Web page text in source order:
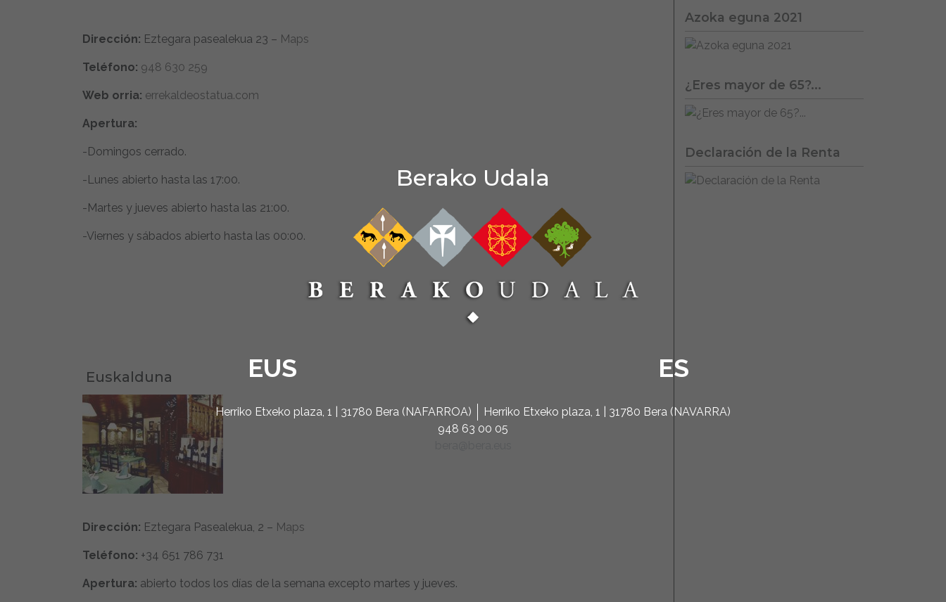
Berako Udala
EUS ES
Herriko Etxeko plaza, 1 | 31780 Bera (NAFARROA)
Herriko Etxeko plaza, 1 | 31780 Bera (NAVARRA)
948 63 00 05
Dirección: Eztegara pasealekua 23 – Maps
Teléfono: 948 630 259
Web orria: errekaldeostatua.com
Apertura:
-Domingos cerrado.
-Lunes abierto hasta las 17:00.
-Martes y jueves abierto hasta las 21:00.
-Viernes y sábados abierto hasta las 00:00.
Euskalduna
Dirección: Eztegara Pasealekua, 2 – Maps
Teléfono: +34 651 786 731
Apertura: abierto todos los días de la semana excepto martes y jueves.
Azoka eguna 2021
¿Eres mayor de 65?...
Declaración de la Renta